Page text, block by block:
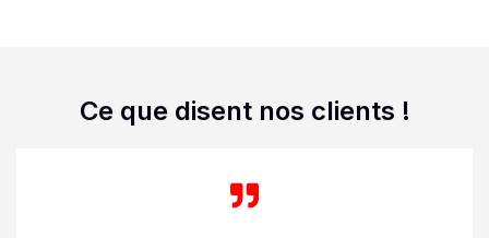
Ce que disent nos clients !